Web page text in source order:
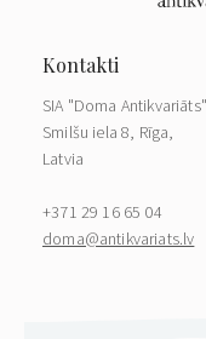
SIA "Doma Antikvariāts"
Smilšu iela 8, Rīga,
Latvia
+371 29 16 65 04
doma@antikvariats.lv